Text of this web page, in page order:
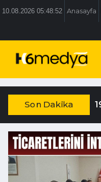
10.08.2026 05:48:52 Anasayfa
Son Dakika